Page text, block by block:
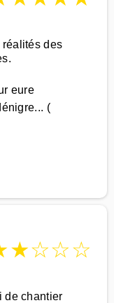
réalités des
eure
(
★☆☆☆
de chantier